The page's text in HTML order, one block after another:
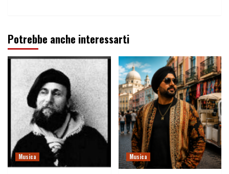
Potrebbe anche interessarti
Musica Musica